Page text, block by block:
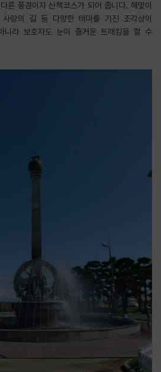
른 풍경이자 산책코스가 되어 줍니다. 해맞이
랑의 길 등 다양한 테마를 가진 조각상이
니라 보호자도 눈이 즐거운 트래킹을 할 수